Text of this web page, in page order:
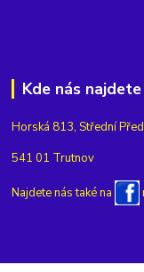
Kde nás najdete
Horská 813, Střední
541 01 Trutnov
Najdete nás také na